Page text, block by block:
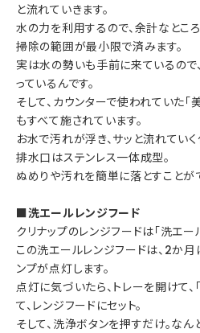
と流れていきます。
水の力を利用するので、余計なとこ
掃除の範囲が最小限で済みます。
実は水の勢いも手前に来ているので
っているんです。
そして、カウンターで使われていた「
もすべて施されています。
お水で汚れが浮き、サッと流れてい
排水口はステンレス一体成型。
ぬめりや汚れを簡単に落とすことが
■洗エールレンジフード
クリナップのレンジフードは「洗エー
この洗エールレンジフードは、2か
ンプが点灯します。
点灯に気づいたら、トレーを開けて
て、レンジフードにセット。
そして、洗浄ボタンを押すだけ。なん